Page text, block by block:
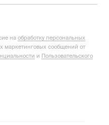
на обработку персональных
маркетинговых сообщений от
и Пользовательского